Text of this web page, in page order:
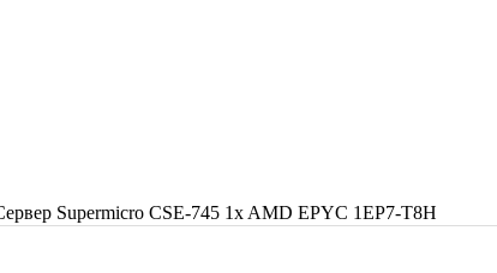
Supermicro CSE-745 1x AMD EPYC 1EP7-T8H